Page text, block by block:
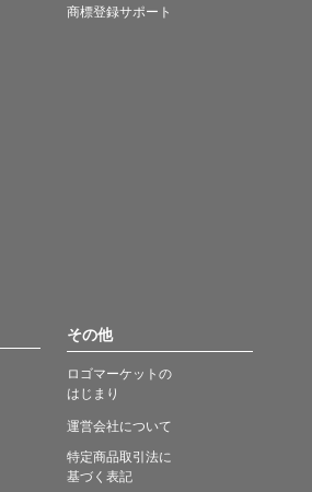
商標登録サポート
その他
ロゴマーケットの
はじまり
運営会社について
特定商品取引法に
基づく表記